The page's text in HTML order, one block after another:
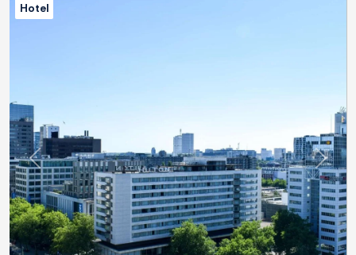
Previous Next
Hotel